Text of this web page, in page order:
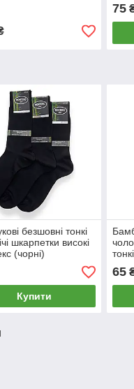
75
безшовні тонкі
шкарпетки високі
(чорні)
Купити
65